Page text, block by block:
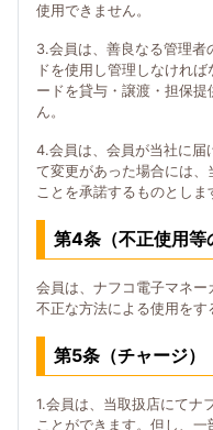
使用できません。
3.会員は、善良なる管理者
ドを使用し管理しなけれ
ードを貸与・譲渡・担保
ん。
4.会員は、会員が当社に届
て変更があった場合には
ことを承諾するものとしま
第4条（不正使用等
会員は、ナフコ電子マネ
不正な方法による使用をす
第5条（チャージ）
1.会員は、当取扱店にてナ
ことができます。但し、一